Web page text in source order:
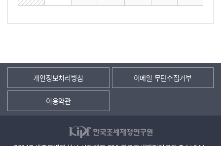
개인정보처리방침 이메일 무단수집거부
이용약관